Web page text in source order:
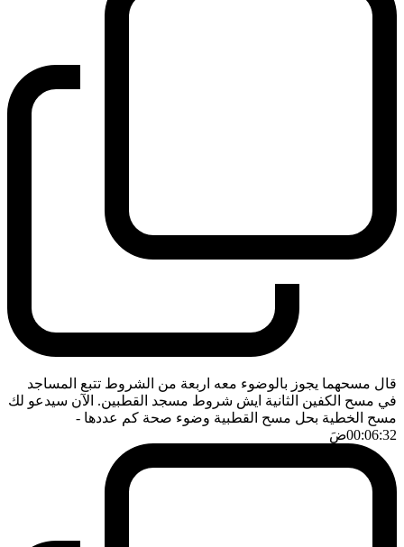
قال مسحهما يجوز بالوضوء معه اربعة من الشروط تتبع المساجد
في مسح الكفين الثانية ايش شروط مسجد القطبين. الآن سيدعو لك
مسح الخطية بحل مسح القطبية وضوء صحة كم عددها -
00:06:32ضَ